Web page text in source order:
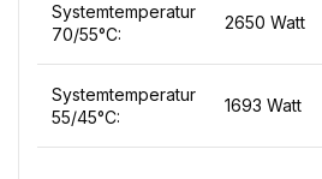
Systemtemperatur
70/55°C:
2650 Watt
Systemtemperatur
55/45°C:
1693 Watt